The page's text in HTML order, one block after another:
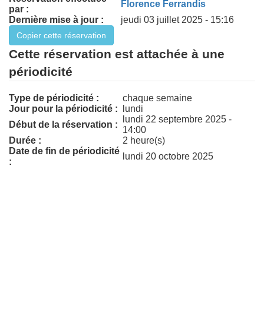
par :
Florence Ferrandis
Dernière mise à jour :
jeudi 03 juillet 2025 - 15:16
Cette réservation est attachée à une
périodicité
Type de périodicité :
chaque semaine
Jour pour la périodicité :
lundi
Début de la réservation :
lundi 22 septembre 2025 -
14:00
Durée :
2 heure(s)
Date de fin de périodicité
:
lundi 20 octobre 2025